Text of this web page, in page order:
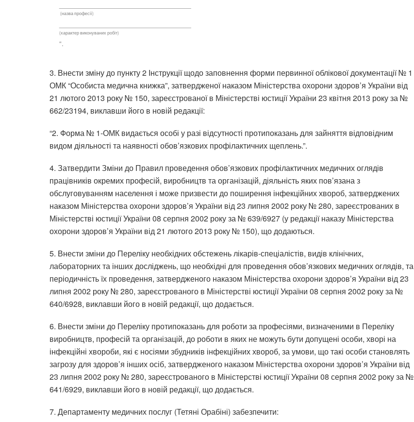
(назва професії)
(характер виконуваних робіт)
“.
3. Внести зміну до пункту 2 Інструкції щодо заповнення форми первинної облікової документації № 1
ОМК “Особиста медична книжка”, затвердженої наказом Міністерства охорони здоров’я України від
21 лютого 2013 року № 150, зареєстрованої в Міністерстві юстиції України 23 квітня 2013 року за №
662/23194, виклавши його в новій редакції:
“2. Форма № 1-ОМК видається особі у разі відсутності протипоказань для зайняття відповідним
видом діяльності та наявності обов’язкових профілактичних щеплень.”.
4. Затвердити Зміни до Правил проведення обов’язкових профілактичних медичних оглядів
працівників окремих професій, виробництв та організацій, діяльність яких пов’язана з
обслуговуванням населення і може призвести до поширення інфекційних хвороб, затверджених
наказом Міністерства охорони здоров’я України від 23 липня 2002 року № 280, зареєстрованих в
Міністерстві юстиції України 08 серпня 2002 року за № 639/6927 (у редакції наказу Міністерства
охорони здоров’я України від 21 лютого 2013 року № 150), що додаються.
5. Внести зміни до Переліку необхідних обстежень лікарів-спеціалістів, видів клінічних,
лабораторних та інших досліджень, що необхідні для проведення обов’язкових медичних оглядів, та
періодичність їх проведення, затвердженого наказом Міністерства охорони здоров’я України від 23
липня 2002 року № 280, зареєстрованого в Міністерстві юстиції України 08 серпня 2002 року за №
640/6928, виклавши його в новій редакції, що додається.
6. Внести зміни до Переліку протипоказань для роботи за професіями, визначеними в Переліку
виробництв, професій та організацій, до роботи в яких не можуть бути допущені особи, хворі на
інфекційні хвороби, які є носіями збудників інфекційних хвороб, за умови, що такі особи становлять
загрозу для здоров’я інших осіб, затвердженого наказом Міністерства охорони здоров’я України від
23 липня 2002 року № 280, зареєстрованого в Міністерстві юстиції України 08 серпня 2002 року за №
641/6929, виклавши його в новій редакції, що додається.
7. Департаменту медичних послуг (Тетяні Орабіні) забезпечити: